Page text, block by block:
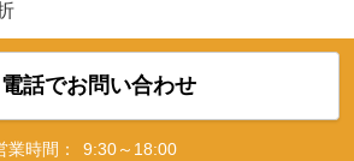
電話でお問い合わせ
業時間：
9:30～18:00